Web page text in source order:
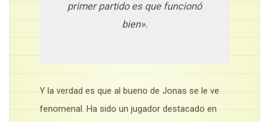
primer partido es que funcionó
bien».
Y la verdad es que al bueno de Jonas se le ve
fenomenal. Ha sido un jugador destacado en